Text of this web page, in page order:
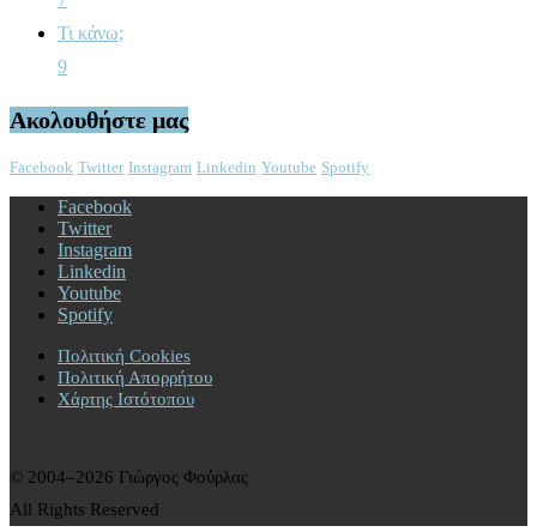
Τι κάνω;
9
Ακολουθήστε μας
Facebook Twitter Instagram Linkedin Youtube Spotify
Facebook
Twitter
Instagram
Linkedin
Youtube
Spotify
Πολιτική Cookies
Πολιτική Απορρήτου
Χάρτης Ιστότοπου
© 2004–2026 Γιώργος Φούρλας
All Rights Reserved